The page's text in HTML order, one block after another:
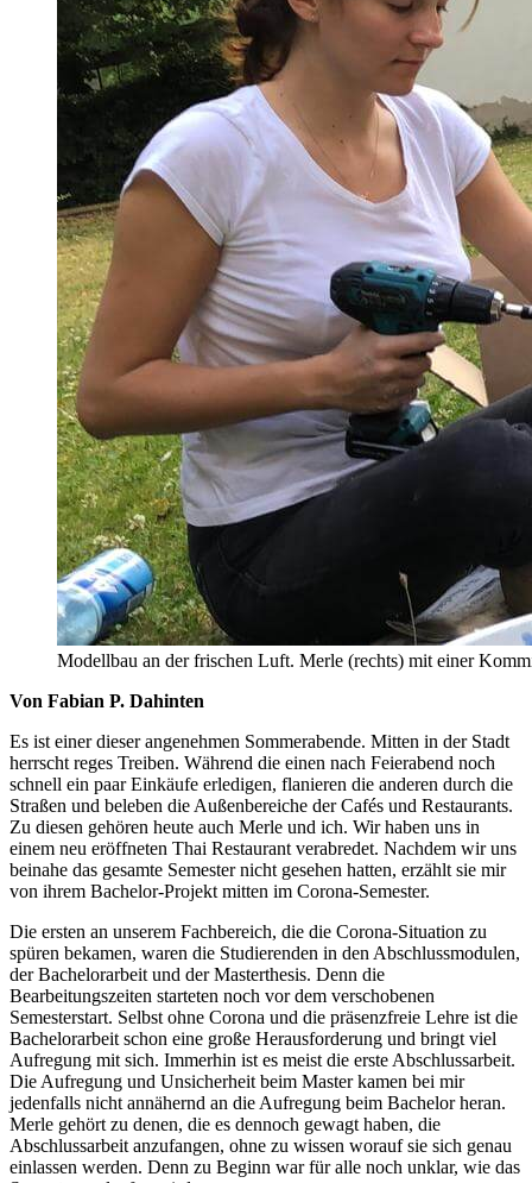
Modellbau an der frischen Luft. Merle (rechts) mit einer
Von Fabian P. Dahinten
Es ist einer dieser angenehmen Sommerabende. Mitten in der Stadt
herrscht reges Treiben. Während die einen nach Feierabend noch
schnell ein paar Einkäufe erledigen, flanieren die anderen durch die
Straßen und beleben die Außenbereiche der Cafés und Restaurants.
Zu diesen gehören heute auch Merle und ich. Wir haben uns in
einem neu eröffneten Thai Restaurant verabredet. Nachdem wir uns
beinahe das gesamte Semester nicht gesehen hatten, erzählt sie mir
von ihrem Bachelor-Projekt mitten im Corona-Semester.
Die ersten an unserem Fachbereich, die die Corona-Situation zu
spüren bekamen, waren die Studierenden in den Abschlussmodulen,
der Bachelorarbeit und der Masterthesis. Denn die
Bearbeitungszeiten starteten noch vor dem verschobenen
Semesterstart. Selbst ohne Corona und die präsenzfreie Lehre ist die
Bachelorarbeit schon eine große Herausforderung und bringt viel
Aufregung mit sich. Immerhin ist es meist die erste Abschlussarbeit.
Die Aufregung und Unsicherheit beim Master kamen bei mir
jedenfalls nicht annähernd an die Aufregung beim Bachelor heran.
Merle gehört zu denen, die es dennoch gewagt haben, die
Abschlussarbeit anzufangen, ohne zu wissen worauf sie sich genau
einlassen werden. Denn zu Beginn war für alle noch unklar, wie das